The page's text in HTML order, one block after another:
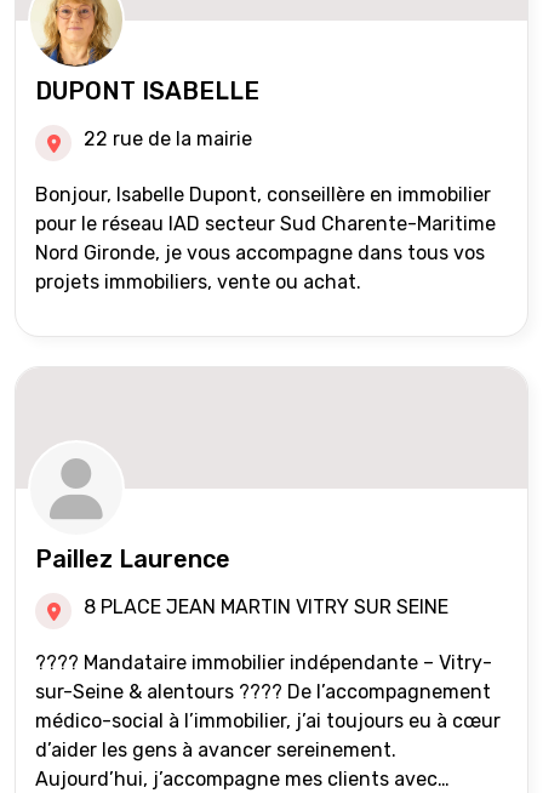
DUPONT ISABELLE
22 rue de la mairie
Bonjour, Isabelle Dupont, conseillère en immobilier
pour le réseau IAD secteur Sud Charente-Maritime
Nord Gironde, je vous accompagne dans tous vos
projets immobiliers, vente ou achat.
Paillez Laurence
8 PLACE JEAN MARTIN VITRY SUR SEINE
???? Mandataire immobilier indépendante – Vitry-
sur-Seine & alentours ???? De l’accompagnement
médico-social à l’immobilier, j’ai toujours eu à cœur
d’aider les gens à avancer sereinement.
Aujourd’hui, j’accompagne mes clients avec